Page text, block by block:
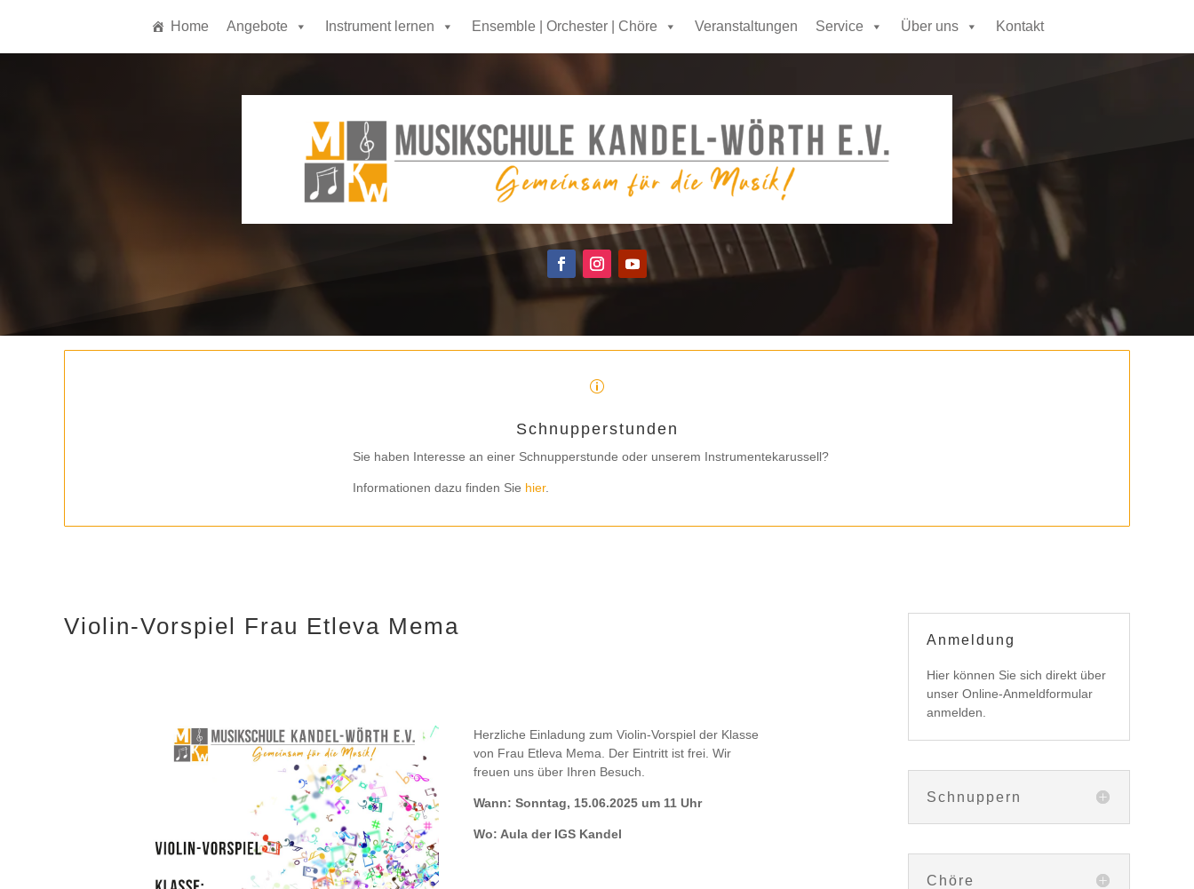
Home Angebote Instrument lernen Ensemble | Orchester | Chöre Veranstaltungen Service Über uns Kontakt
p
Schnupperstunden
Sie haben Interesse an einer Schnupperstunde oder unserem Instrumentekarussell?
Informationen dazu finden Sie hier.
Violin-Vorspiel Frau Etleva Mema
Herzliche Einladung zum Violin-Vorspiel der Klasse
von Frau Etleva Mema. Der Eintritt ist frei. Wir
freuen uns über Ihren Besuch.
Wann: Sonntag, 15.06.2025 um 11 Uhr
Wo: Aula der IGS Kandel
Anmeldung
Hier können Sie sich direkt über
unser Online-Anmeldformular
anmelden.
Schnuppern
Chöre